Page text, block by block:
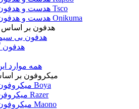
هدست و هدفون Tsco
هدست و هدفون Onikuma
هدفون بر اساس
هدفون بی
هدفون
همه موارد
میکروفون بر
میکروفون Boya
میکروفن Razer
میکروفون Maono